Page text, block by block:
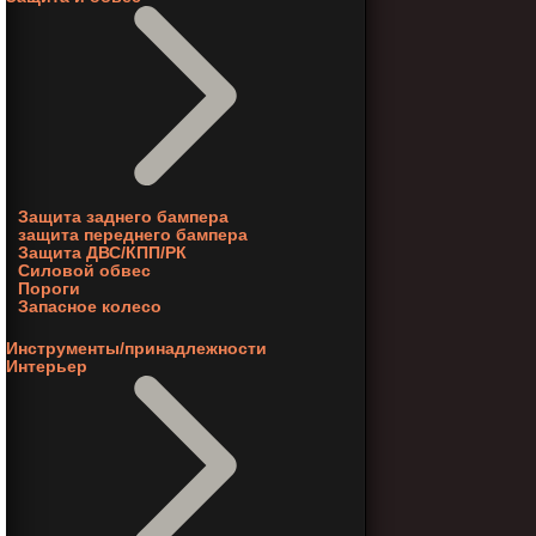
Защита заднего бампера
защита переднего бампера
Защита ДВС/КПП/РК
Силовой обвес
Пороги
Запасное колесо
Инструменты/принадлежности
Интерьер